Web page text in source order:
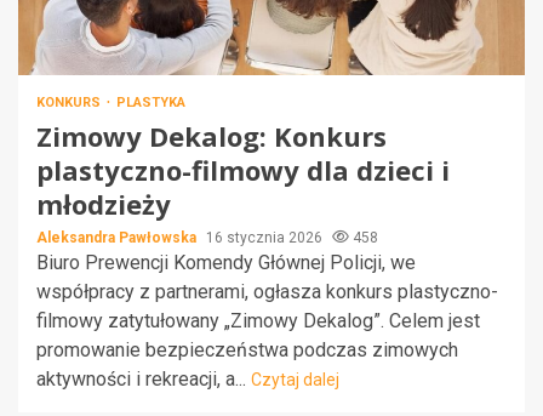
KONKURS PLASTYKA
Zimowy Dekalog: Konkurs
plastyczno-filmowy dla dzieci i
młodzieży
Aleksandra Pawłowska 16 stycznia 2026 458
Biuro Prewencji Komendy Głównej Policji, we
współpracy z partnerami, ogłasza konkurs plastyczno-
filmowy zatytułowany „Zimowy Dekalog”. Celem jest
promowanie bezpieczeństwa podczas zimowych
aktywności i rekreacji, a... Czytaj dalej